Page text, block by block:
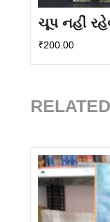
ચૂપ નહીં
₹200.00